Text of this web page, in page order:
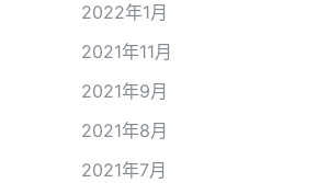
2022年1月
2021年11月
2021年9月
2021年8月
2021年7月